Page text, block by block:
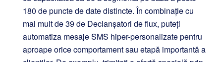
180 de puncte de date distincte. În combinație cu
mai mult de 39 de Declanșatori de flux, puteți
automatiza mesaje SMS hiper-personalizate pentru
aproape orice comportament sau etapă importantă a